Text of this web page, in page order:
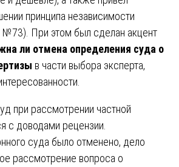
принципа независимости
№73). При этом был сделан акцент
ли отмена определения суда о
в части выбора эксперта,
при рассмотрении частной
с доводами рецензии.
суда было отменено, дело
рассмотрение вопроса о